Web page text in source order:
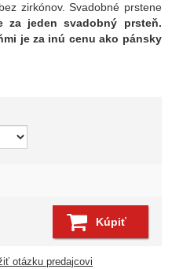
zirkónov. Svadobné prstene
za jeden svadobný prsteň.
je za inú cenu ako pánsky
Kúpiť
otázku predajcovi